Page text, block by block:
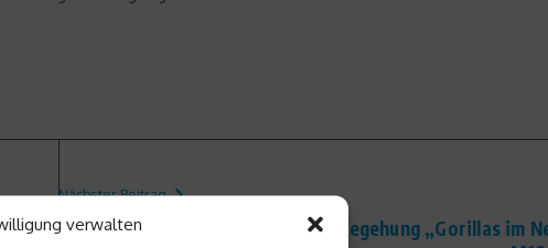
verwalten
Nächster Beitrag
Klettern im Zillertal: Erstbegehung „Gorillas im